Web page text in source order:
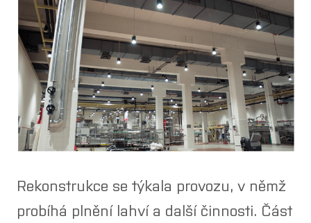
haly a
haly a
plochy
podmínky
farmy
architekty a
Rekonstrukce se týkala provozu, v němž
probíhá plnění lahví a další činnosti. Část